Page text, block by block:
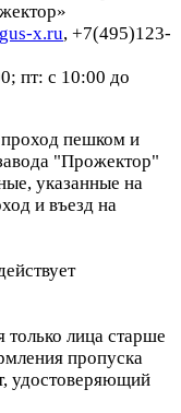
x.ru, +7(495)123-
пт: с 10:00 до
пешком и
"Прожектор"
указанные на
и въезд на
лица старше
пропуска
удостоверяющий